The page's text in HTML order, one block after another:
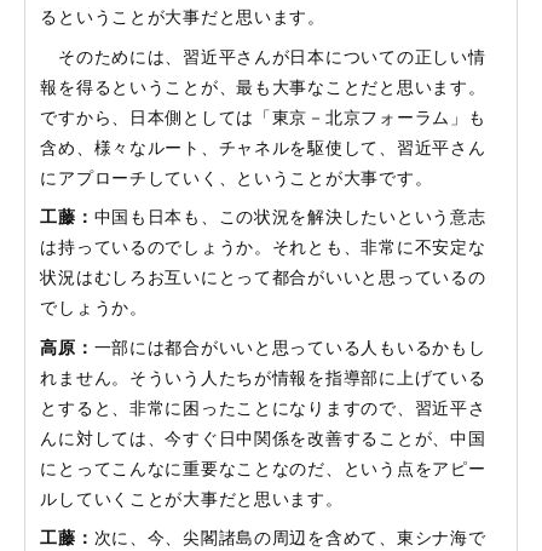
るということが大事だと思います。
そのためには、習近平さんが日本についての正しい情
報を得るということが、最も大事なことだと思います。
ですから、日本側としては「東京－北京フォーラム」も
含め、様々なルート、チャネルを駆使して、習近平さん
にアプローチしていく、ということが大事です。
工藤： 中国も日本も、この状況を解決したいという意志
は持っているのでしょうか。それとも、非常に不安定な
状況はむしろお互いにとって都合がいいと思っているの
でしょうか。
高原： 一部には都合がいいと思っている人もいるかもし
れません。そういう人たちが情報を指導部に上げている
とすると、非常に困ったことになりますので、習近平さ
んに対しては、今すぐ日中関係を改善することが、中国
にとってこんなに重要なことなのだ、という点をアピー
ルしていくことが大事だと思います。
工藤： 次に、今、尖閣諸島の周辺を含めて、東シナ海で